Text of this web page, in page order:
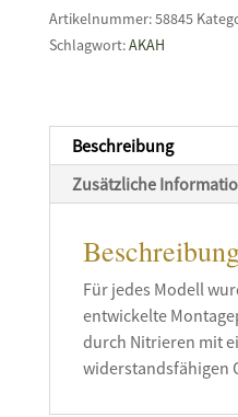
10
C
Artikelnummer:58845
Schlagwort:AKAH
Beschreibung
Zusätzliche
Für jedes Modell
entwickelte
durch Nitrieren mit
widerstandsfähigen